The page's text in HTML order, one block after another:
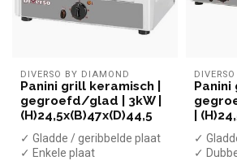
DIVERSO BY DIAMOND
Panini grill keramisch |
gegroefd/glad | 3kW |
(H)24,5x(B)47x(D)44,5
✓ Gladde / geribbelde plaat
✓ Enkele plaat
Panini
|
✓
✓